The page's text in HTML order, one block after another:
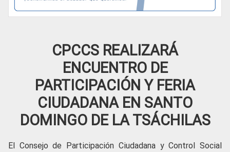
CPCCS REALIZARÁ
ENCUENTRO DE
PARTICIPACIÓN Y FERIA
CIUDADANA EN SANTO
DOMINGO DE LA TSÁCHILAS
El Consejo de Participación Ciudadana y Control Social